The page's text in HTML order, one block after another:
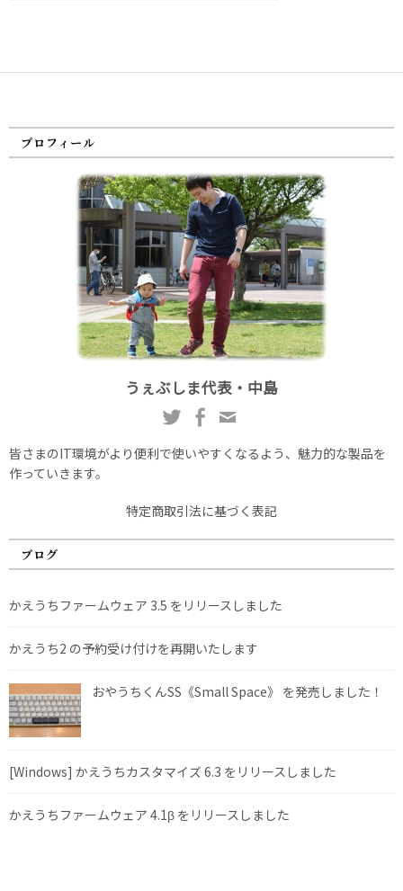
プロフィール
うぇぶしま代表・中島
皆さまのIT環境がより便利で使いやすくなるよう、魅力的な製品を
作っていきます。
特定商取引法に基づく表記
ブログ
かえうちファームウェア 3.5 をリリースしました
かえうち2 の予約受け付けを再開いたします
おやうちくんSS《Small Space》 を発売しました！
[Windows] かえうちカスタマイズ 6.3 をリリースしました
かえうちファームウェア 4.1β をリリースしました